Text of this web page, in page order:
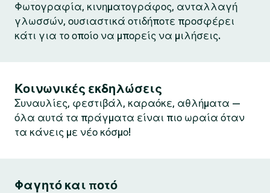
Φωτογραφία, κινηματογράφος, ανταλλαγή
γλωσσών, ουσιαστικά οτιδήποτε προσφέρει
κάτι για το οποίο να μπορείς να μιλήσεις.
Κοινωνικές εκδηλώσεις
Συναυλίες, φεστιβάλ, καραόκε, αθλήματα —
όλα αυτά τα πράγματα είναι πιο ωραία όταν
τα κάνεις με νέο κόσμο!
Φαγητό και ποτό